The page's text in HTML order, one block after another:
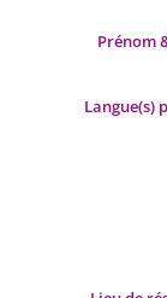
Prénom
Langue(s)